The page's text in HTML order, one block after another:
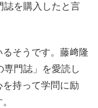
誌を購入したと言
そうです。藤﨑隆
門誌」を愛読し
持って学問に励